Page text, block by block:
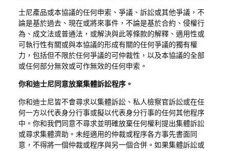
士尼產品或本協議的任何申索、爭議、訴訟或其他爭議，不
論是基於過去、現在或將來事件，不論是基於合約、侵權行
為、成文法或普通法，或解決與此等條款的解釋、適用性或
可執行性有關或與本協議的形成有關的任何爭議的獨有權
力，包括但不限於任何爭議的可仲裁性，以及本協議的全部
或任何部分無效或可作無效的任何申索。
你和迪士尼同意放棄集體訴訟程序。
你和迪士尼皆不會尋求以集體訴訟、私人檢察官訴訟或在任
何一方以代表身分行事或擬以代表身分行事的任何其他程序
中。你和我們同意不尋求並明確放棄任何權利提出集體訴訟
或尋求集體濟助。未經適用的仲裁或程序各方事先書面同
意，不得將一個仲裁或程序與另一個合併。如果集體訴訟或